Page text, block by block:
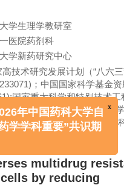
学生理学教研室
医院药剂科
学新药研究中心
高技术研究发展计划（“八六
；中国国家科学基金资
国家重大科学和特别技术工
033)；江苏省卫生厅医
金(No.P200802)；南京市医学
multidrug
cells by reducing
x
年中国药科大学自
学科重要”共识期